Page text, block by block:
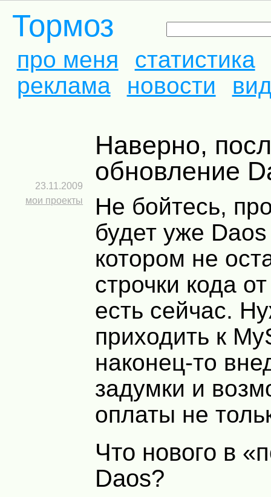
Тормоз
про меня
статистика
реклама
новости
Наверно, последнее
обновление
23.11.2009
мои проекты
Не бойтесь,
будет уже
котором не
строчки кода
есть сейчас.
приходить к
наконец-то
задумки и
оплаты не
Что нового в «последнем»
Daos?